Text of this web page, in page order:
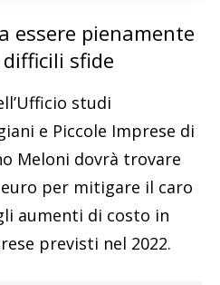
essere pienamente
sfide
studi
e Piccole Imprese di
Meloni dovrà trovare
per mitigare il caro
aumenti di costo in
previsti nel 2022.